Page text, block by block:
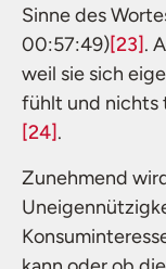
Sinne des
00:57:49)[23].
weil sie sich
fühlt und nichts
[24].
Zunehmend